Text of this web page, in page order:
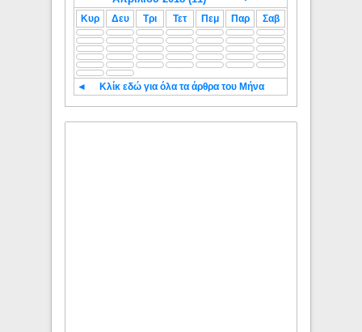
Κυρ Δευ Τρι Τετ Πεμ Παρ Σαβ
◄ Κλίκ εδώ για όλα τα άρθρα του Μήνα